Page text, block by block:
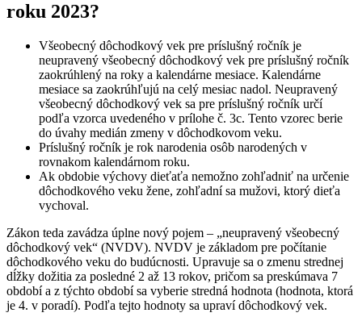
roku 2023?
Všeobecný dôchodkový vek pre príslušný ročník je
neupravený všeobecný dôchodkový vek pre príslušný ročník
zaokrúhlený na roky a kalendárne mesiace. Kalendárne
mesiace sa zaokrúhľujú na celý mesiac nadol. Neupravený
všeobecný dôchodkový vek sa pre príslušný ročník určí
podľa vzorca uvedeného v prílohe č. 3c. Tento vzorec berie
do úvahy medián zmeny v dôchodkovom veku.
Príslušný ročník je rok narodenia osôb narodených v
rovnakom kalendárnom roku.
Ak obdobie výchovy dieťaťa nemožno zohľadniť na určenie
dôchodkového veku žene, zohľadní sa mužovi, ktorý dieťa
vychoval.
Zákon teda zavádza úplne nový pojem – „neupravený všeobecný
dôchodkový vek“ (NVDV). NVDV je základom pre počítanie
dôchodkového veku do budúcnosti. Upravuje sa o zmenu strednej
dĺžky dožitia za posledné 2 až 13 rokov, pričom sa preskúmava 7
období a z týchto období sa vyberie stredná hodnota (hodnota, ktorá
je 4. v poradí). Podľa tejto hodnoty sa upraví dôchodkový vek.